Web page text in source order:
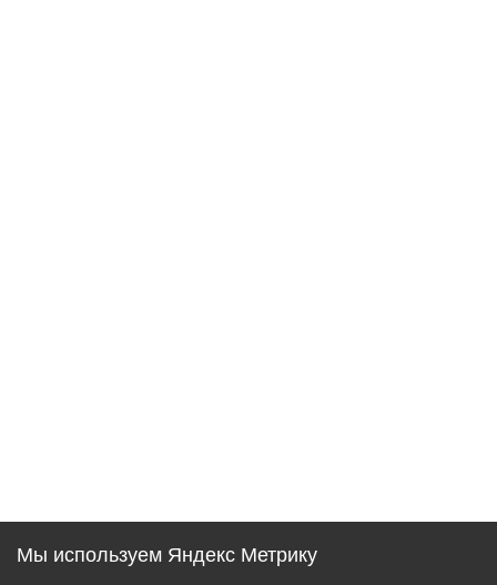
Мы используем Яндекс Метрику